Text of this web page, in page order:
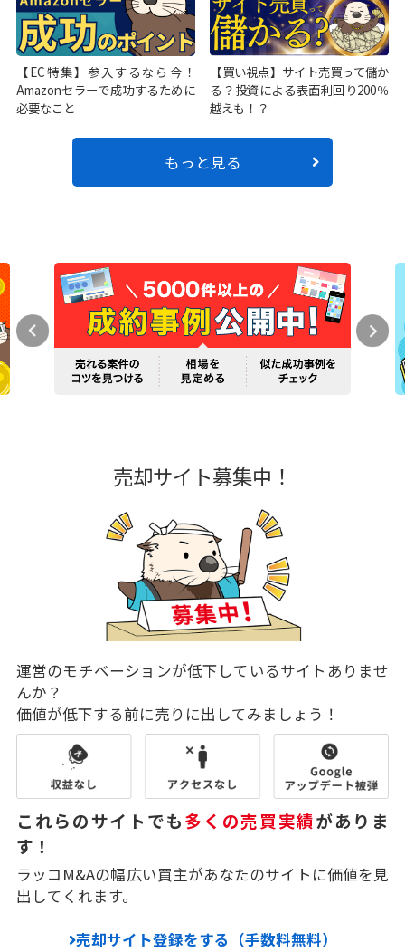
【EC特集】参入するなら今！
Amazonセラーで成功するために
必要なこと
【買い視点】サイト売買って儲か
る？投資による表面利回り200％
越えも！？
もっと見る
売却サイト募集中！
運営のモチベーションが低下しているサイトありませ
んか？
価値が低下する前に売りに出してみましょう！
これらのサイトでも多くの売買実績がありま
す！
ラッコM&Aの幅広い買主があなたのサイトに価値を見
出してくれます。
売却サイト登録をする（手数料無料）